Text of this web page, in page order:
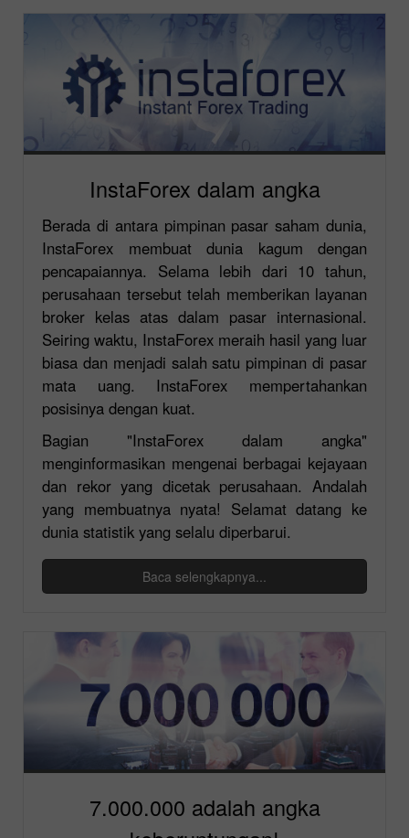
InstaForex dalam angka
Berada di antara pimpinan pasar saham dunia,
InstaForex membuat dunia kagum dengan
pencapaiannya. Selama lebih dari 10 tahun,
perusahaan tersebut telah memberikan layanan
broker kelas atas dalam pasar internasional.
Seiring waktu, InstaForex meraih hasil yang luar
biasa dan menjadi salah satu pimpinan di pasar
mata uang. InstaForex mempertahankan
posisinya dengan kuat.
Bagian "InstaForex dalam angka"
menginformasikan mengenai berbagai kejayaan
dan rekor yang dicetak perusahaan. Andalah
yang membuatnya nyata! Selamat datang ke
dunia statistik yang selalu diperbarui.
Baca selengkapnya...
7.000.000 adalah angka